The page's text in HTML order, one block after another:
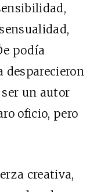
podía
desparecieron
un autor
oficio, pero
creativa,